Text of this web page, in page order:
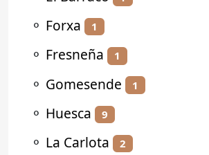
⚬ Forxa 1
⚬ Fresneña 1
⚬ Gomesende 1
⚬ Huesca 9
⚬ La Carlota 2